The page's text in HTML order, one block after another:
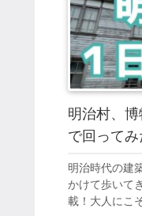
明治村、
で回ってみ
明治時代の建
かけて歩いて
載！大人にこ